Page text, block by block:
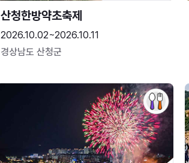
산청한방약초축제
2026.10.02~2026.10.11
경상남도 산청군